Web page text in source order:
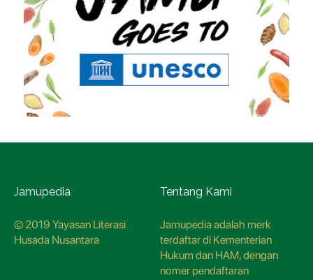
Jamupedia
© 2019 Yayasan Literasi
Husada Nusantara
Tentang Kami
Jamupedia adalah merk
terdaftar di Kementerian
Hukum dan HAM, dengan
nomer pendaftaran